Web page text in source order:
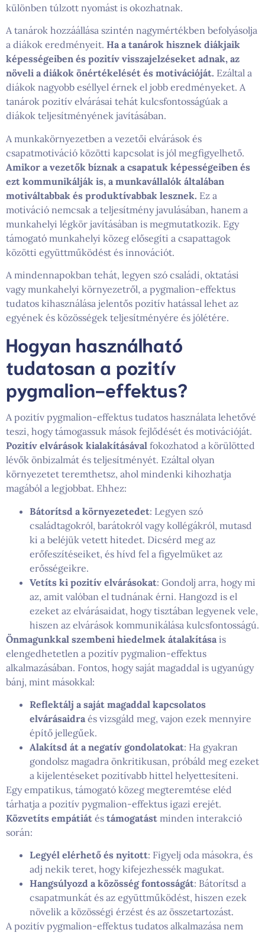
különben túlzott nyomást is okozhatnak.
A tanárok hozzáállása szintén nagymértékben befolyásolja
a diákok eredményeit. Ha a tanárok hisznek diákjaik
képességeiben és pozitív visszajelzéseket adnak, az
növeli a diákok önértékelését és motivációját. Ezáltal a
diákok nagyobb eséllyel érnek el jobb eredményeket. A
tanárok pozitív elvárásai tehát kulcsfontosságúak a
diákok teljesítményének javításában.
A munkakörnyezetben a vezetői elvárások és
csapatmotiváció közötti kapcsolat is jól megfigyelhető.
Amikor a vezetők bíznak a csapatuk képességeiben és
ezt kommunikálják is, a munkavállalók általában
motiváltabbak és produktívabbak lesznek. Ez a
motiváció nemcsak a teljesítmény javulásában, hanem a
munkahelyi légkör javításában is megmutatkozik. Egy
támogató munkahelyi közeg elősegíti a csapattagok
közötti együttműködést és innovációt.
A mindennapokban tehát, legyen szó családi, oktatási
vagy munkahelyi környezetről, a pygmalion-effektus
tudatos kihasználása jelentős pozitív hatással lehet az
egyének és közösségek teljesítményére és jólétére.
Hogyan használható
tudatosan a pozitív
pygmalion-effektus?
A pozitív pygmalion-effektus tudatos használata lehetővé
teszi, hogy támogassuk mások fejlődését és motivációját.
Pozitív elvárások kialakításával fokozhatod a körülötted
lévők önbizalmát és teljesítményét. Ezáltal olyan
környezetet teremthetsz, ahol mindenki kihozhatja
magából a legjobbat. Ehhez:
Bátorítsd a környezetedet: Legyen szó
családtagokról, barátokról vagy kollégákról, mutasd
ki a beléjük vetett hitedet. Dicsérd meg az
erőfeszítéseiket, és hívd fel a figyelmüket az
erősségeikre.
Vetíts ki pozitív elvárásokat: Gondolj arra, hogy mi
az, amit valóban el tudnának érni. Hangozd is el
ezeket az elvárásaidat, hogy tisztában legyenek vele,
hiszen az elvárások kommunikálása kulcsfontosságú.
Önmagunkkal szembeni hiedelmek átalakítása is
elengedhetetlen a pozitív pygmalion-effektus
alkalmazásában. Fontos, hogy saját magaddal is ugyanúgy
bánj, mint másokkal:
Reflektálj a saját magaddal kapcsolatos
elvárásaidra és vizsgáld meg, vajon ezek mennyire
építő jellegűek.
Alakítsd át a negatív gondolatokat: Ha gyakran
gondolsz magadra önkritikusan, próbáld meg ezeket
a kijelentéseket pozitívabb hittel helyettesíteni.
Egy empatikus, támogató közeg megteremtése eléd
tárhatja a pozitív pygmalion-effektus igazi erejét.
Közvetíts empátiát és támogatást minden interakció
során:
Legyél elérhető és nyitott: Figyelj oda másokra, és
adj nekik teret, hogy kifejezhessék magukat.
Hangsúlyozd a közösség fontosságát: Bátorítsd a
csapatmunkát és az együttműködést, hiszen ezek
növelik a közösségi érzést és az összetartozást.
A pozitív pygmalion-effektus tudatos alkalmazása nem